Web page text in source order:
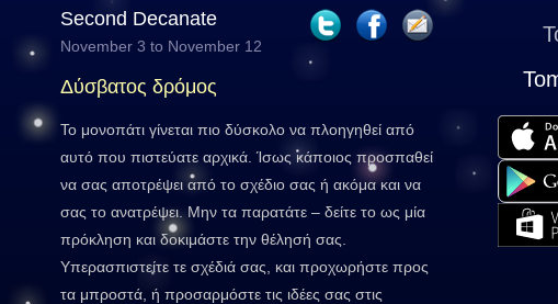
Second Decanate
November 3 to November 12
Δύσβατος δρόμος
Το μονοπάτι γίνεται πιο δύσκολο να πλοηγηθεί από
αυτό που πιστεύατε αρχικά. Ίσως κάποιος προσπαθεί
να σας αποτρέψει από το σχέδιο σας ή ακόμα και να
σας το ανατρέψει. Μην τα παρατάτε – δείτε το ως μία
πρόκληση και δοκιμάστε την θέλησή σας.
Υπερασπιστείτε τε σχέδιά σας, και προχωρήστε προς
τα μπροστά, ή προσαρμόστε τις ιδέες σας στις